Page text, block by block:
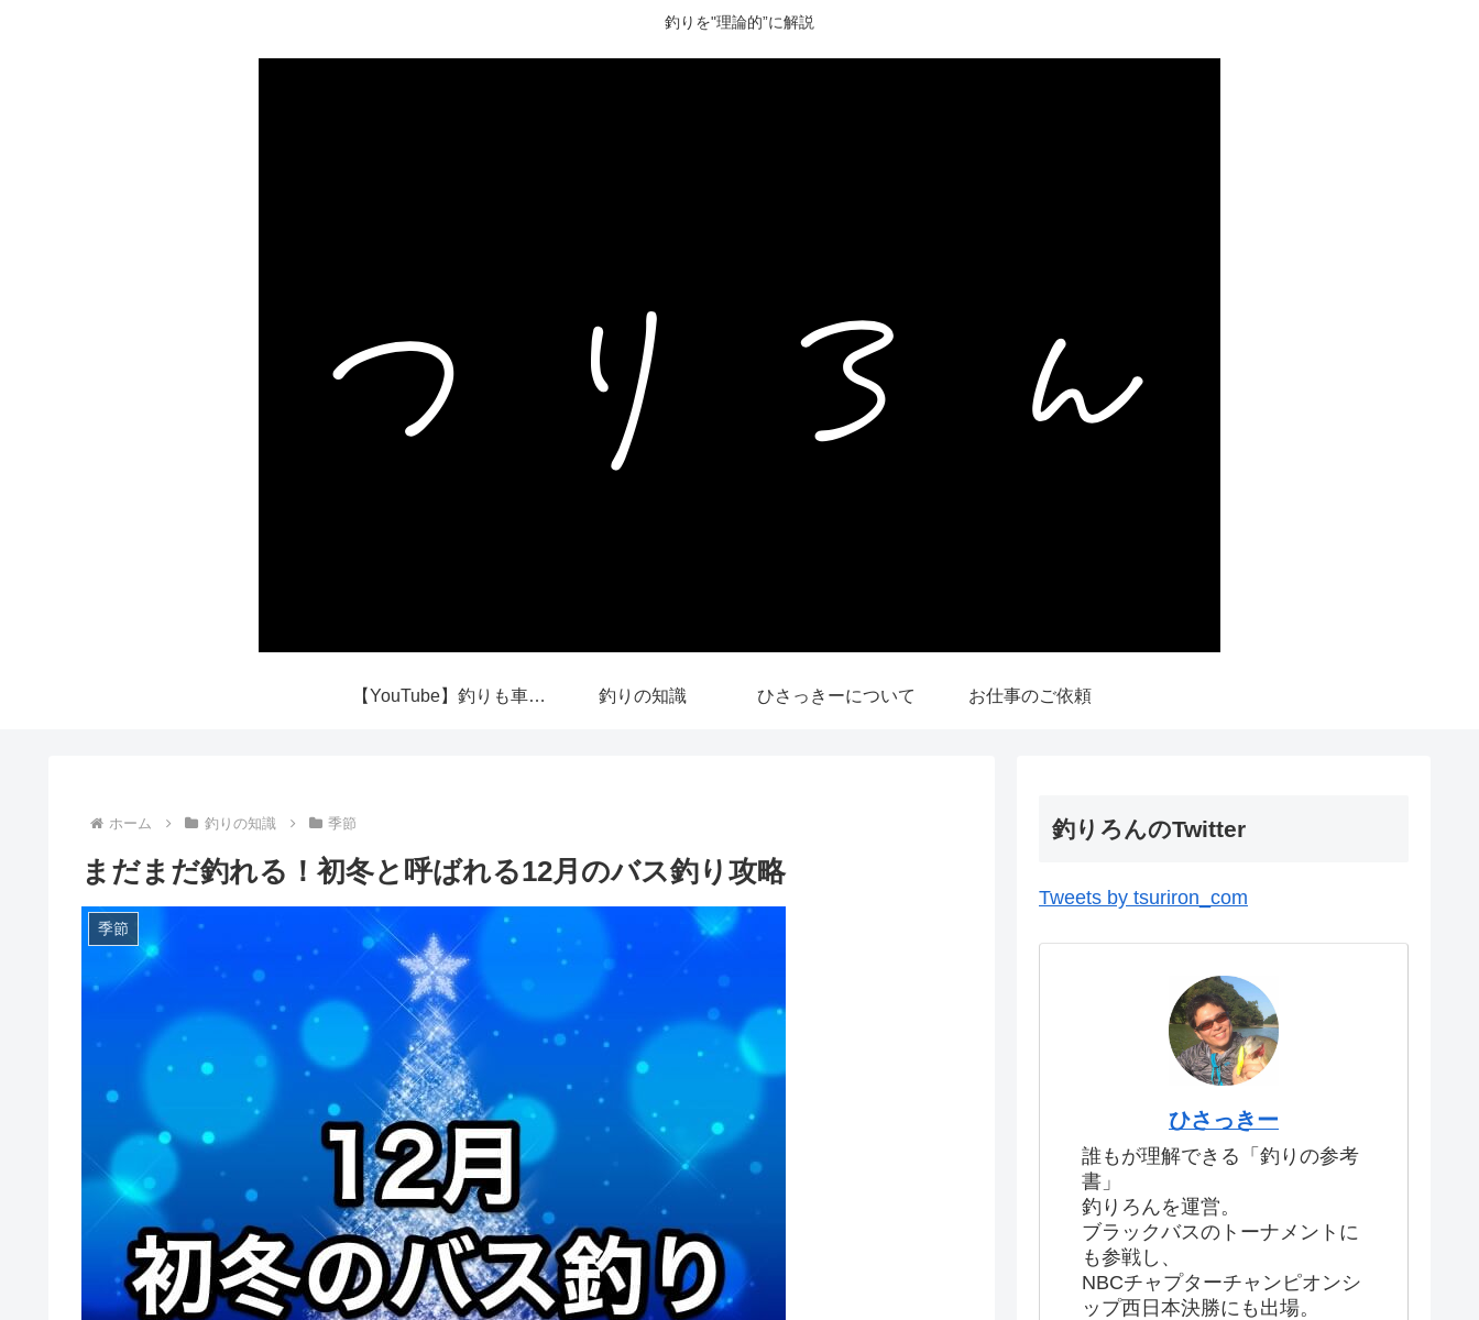
釣りを"理論的”に解説
【YouTube】釣りも車中泊も 釣りの知識 ひさっきーについて お仕事のご依頼
ホーム 釣りの知識 季節
まだまだ釣れる！初冬と呼ばれる12月のバス釣り攻略
季節
釣りろんのTwitter
Tweets by tsuriron_com
ひさっきー
誰もが理解できる「釣りの参考
書」
釣りろんを運営。
ブラックバスのトーナメントに
も参戦し、
NBCチャプターチャンピオンシ
ップ西日本決勝にも出場。